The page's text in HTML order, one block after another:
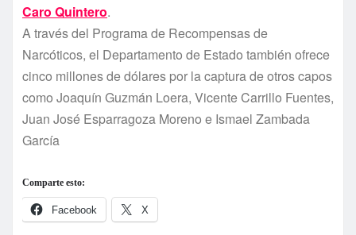
Caro Quintero.
A través del Programa de Recompensas de
Narcóticos, el Departamento de Estado también ofrece
cinco millones de dólares por la captura de otros capos
como Joaquí­n Guzmán Loera, Vicente Carrillo Fuentes,
Juan José Esparragoza Moreno e Ismael Zambada
Garcí­a
Comparte esto:
Facebook X